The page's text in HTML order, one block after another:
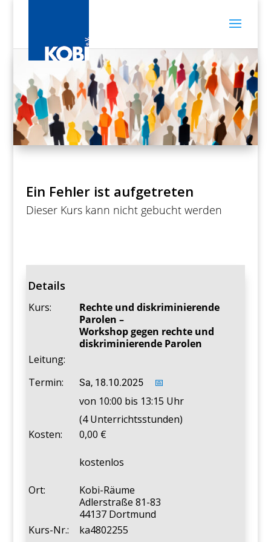
Ein Fehler ist aufgetreten
Dieser Kurs kann nicht gebucht werden
Details
Kurs:
Rechte und diskriminierende
Parolen –
Workshop gegen rechte und
diskriminierende Parolen
Leitung:
Termin:
Sa, 18.10.2025 📅
von 10:00 bis 13:15 Uhr
(4 Unterrichtsstunden)
Kosten:
0,00
kostenlos
Ort:
Kobi-Räume
Adlerstraße 81-83
44137 Dortmund
Kurs-Nr.:
ka4802255